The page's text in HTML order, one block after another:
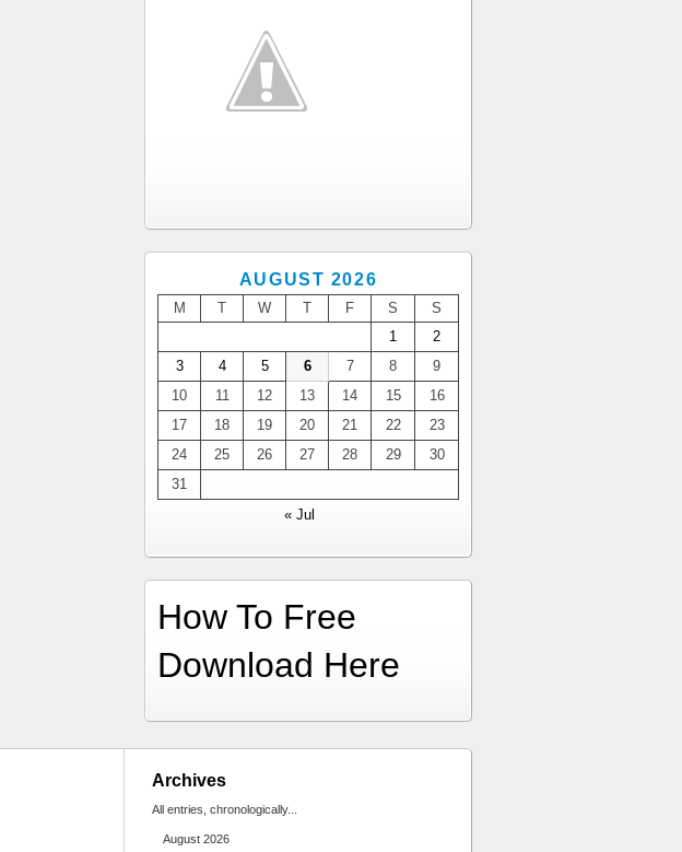
AUGUST 2026
M T W T F S
S
1
2
3
4 5 6 7 8
9
10
11 12 13 14 15
16
17
18 19 20 21 22
23
24
25 26 27 28 29
30
31
« Jul
How To Free
Download Here
Archives
All entries, chronologically...
August 2026